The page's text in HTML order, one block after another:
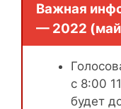
Важная
— 2022
с 8:00
будет